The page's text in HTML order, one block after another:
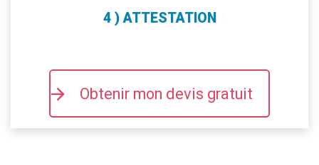
4 ) ATTESTATION
Obtenir mon devis gratuit